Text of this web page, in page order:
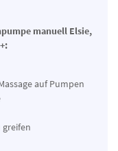
manuell Elsie,
auf Pumpen